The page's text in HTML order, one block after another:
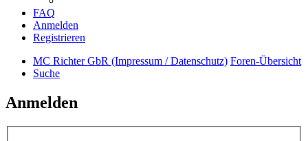
FAQ
Anmelden
Registrieren
MC Richter GbR (Impressum / Datenschutz) Foren-Übersicht
Suche
Anmelden